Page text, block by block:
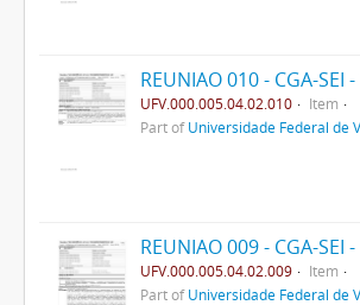
UFV.000.005.04.02.010
Item
Part ofUniversidade Federal de
UFV.000.005.04.02.009
Item
Part ofUniversidade Federal de